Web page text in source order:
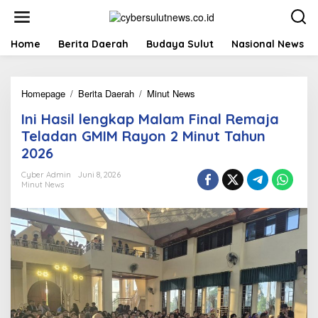
t
Home Berita Daerah Budaya Sulut Nasional News
Homepage / Berita Daerah / Minut News
i
H
a
e
n
g
k
p
M
a
l
Ini Hasil lengkap Malam Final Remaja
Teladan GMIM Rayon 2 Minut Tahun
2026
Cyber Admin
Juni 8, 2026
Minut News